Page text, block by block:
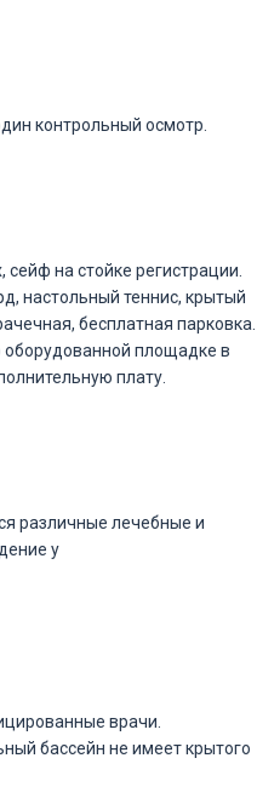
контрольный осмотр.
на стойке регистрации.
настольный теннис, крытый
бесплатная парковка.
оборудованной площадке в
плату.
различные лечебные и
у
врачи.
бассейн не имеет крытого